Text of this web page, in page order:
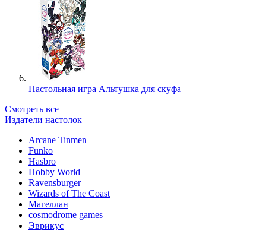
Настольная игра Альтушка для скуфа
Смотреть все
Издатели настолок
Arcane Tinmen
Funko
Hasbro
Hobby World
Ravensburger
Wizards of The Coast
Магеллан
сosmodrome games
Эврикус